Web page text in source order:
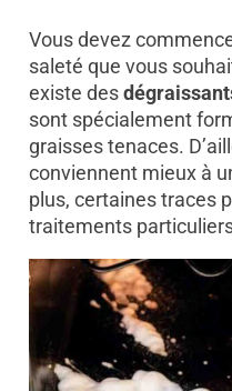
Vous devez
saleté que vous
existe des
sont spécialement
graisses tenaces.
conviennent mieux à
plus, certaines traces
traitements